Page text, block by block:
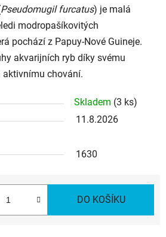
Pseudomugil furcatus) je malá
modropašíkovitých
pochází z Papuy-Nové Guineje.
akvarijních ryb díky svému
chování.
Skladem (3 ks)
11.8.2026
1630
DO KOŠÍKU